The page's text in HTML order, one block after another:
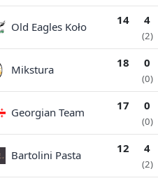
Old Eagles Koło 14 4
(2)
Mikstura 18 0
(0)
Georgian Team 17 0
(0)
Bartolini Pasta 12 4
(2)